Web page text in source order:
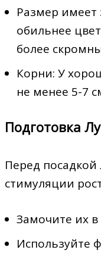
Размер имеет
обильнее
более
Корни: У
не менее 5-7
Подготовка
Перед
стимуляции
Замочите их в
Используйте